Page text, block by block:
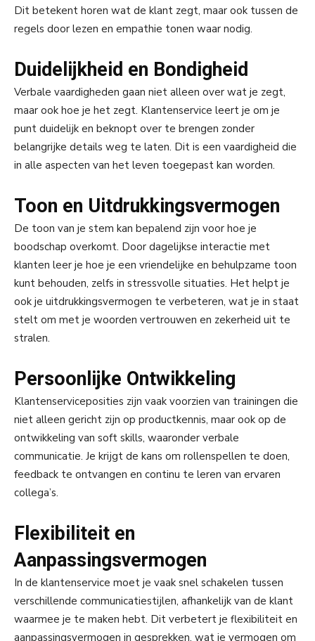
Dit betekent horen wat de klant zegt, maar ook tussen de
regels door lezen en empathie tonen waar nodig.
Duidelijkheid en Bondigheid
Verbale vaardigheden gaan niet alleen over wat je zegt,
maar ook hoe je het zegt. Klantenservice leert je om je
punt duidelijk en beknopt over te brengen zonder
belangrijke details weg te laten. Dit is een vaardigheid die
in alle aspecten van het leven toegepast kan worden.
Toon en Uitdrukkingsvermogen
De toon van je stem kan bepalend zijn voor hoe je
boodschap overkomt. Door dagelijkse interactie met
klanten leer je hoe je een vriendelijke en behulpzame toon
kunt behouden, zelfs in stressvolle situaties. Het helpt je
ook je uitdrukkingsvermogen te verbeteren, wat je in staat
stelt om met je woorden vertrouwen en zekerheid uit te
stralen.
Persoonlijke Ontwikkeling
Klantenserviceposities zijn vaak voorzien van trainingen die
niet alleen gericht zijn op productkennis, maar ook op de
ontwikkeling van soft skills, waaronder verbale
communicatie. Je krijgt de kans om rollenspellen te doen,
feedback te ontvangen en continu te leren van ervaren
collega’s.
Flexibiliteit en
Aanpassingsvermogen
In de klantenservice moet je vaak snel schakelen tussen
verschillende communicatiestijlen, afhankelijk van de klant
waarmee je te maken hebt. Dit verbetert je flexibiliteit en
aanpassingsvermogen in gesprekken, wat je vermogen om